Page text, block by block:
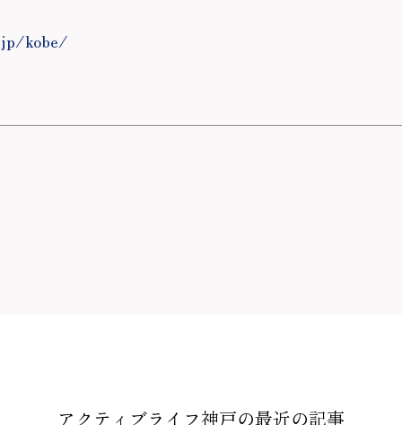
kobe/
アクティブライフ神戸の最近の記事